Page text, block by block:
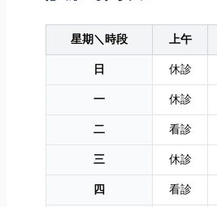
星期＼時段 上午
日
休診
一
休診
二
看診
三
休診
四
看診